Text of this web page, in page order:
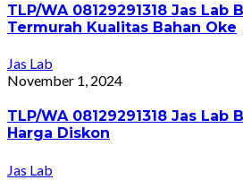
TLP/WA 08129291318 Jas Lab
Termurah Kualitas Bahan Oke
Jas Lab
November 1, 2024
TLP/WA 08129291318 Jas Lab
Harga Diskon
Jas Lab